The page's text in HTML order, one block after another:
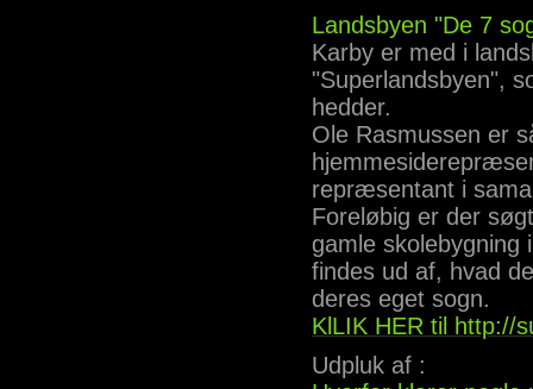
Landsbyen "De 7
Karby er med i
"Superlandsbyen",
hedder.
Ole Rasmussen er
repræsentant i
Foreløbig er der
gamle skolebygning
findes ud af, hvad
deres eget sogn.
KlLIK HER til http://
Udpluk af :